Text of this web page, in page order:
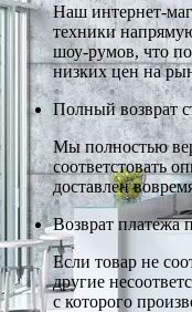
Наш интернет-
техники
шоу-румов, что
низких цен на
Полный возврат
Мы полностью
соответстовать
доставлен
Возврат платежа
Если товар не
другие
с которого